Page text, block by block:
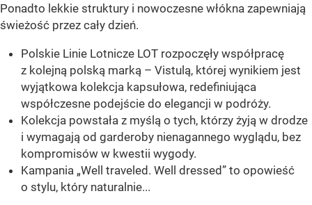
Ponadto lekkie struktury i nowoczesne włókna zapewniają
świeżość przez cały dzień.
Polskie Linie Lotnicze LOT rozpoczęły współpracę
z kolejną polską marką – Vistulą, której wynikiem jest
wyjątkowa kolekcja kapsułowa, redefiniująca
współczesne podejście do elegancji w podróży.
Kolekcja powstała z myślą o tych, którzy żyją w drodze
i wymagają od garderoby nienagannego wyglądu, bez
kompromisów w kwestii wygody.
Kampania „Well traveled. Well dressed” to opowieść
o stylu, który naturalnie...